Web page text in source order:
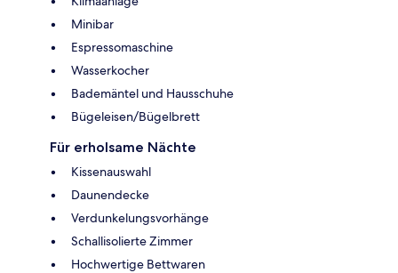
Minibar
Espressomaschine
Wasserkocher
Bademäntel und Hausschuhe
Bügeleisen/Bügelbrett
Für erholsame Nächte
Kissenauswahl
Daunendecke
Verdunkelungsvorhänge
Schallisolierte Zimmer
Hochwertige Bettwaren